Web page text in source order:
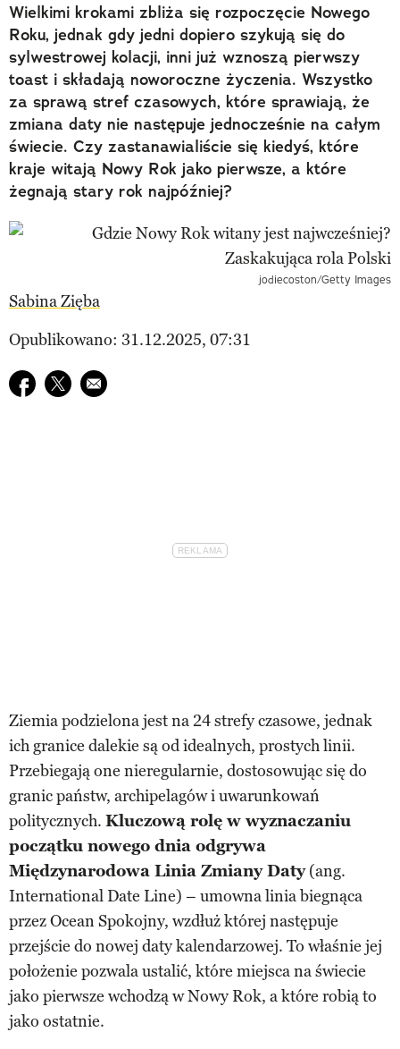
Wielkimi krokami zbliża się rozpoczęcie Nowego
Roku, jednak gdy jedni dopiero szykują się do
sylwestrowej kolacji, inni już wznoszą pierwszy
toast i składają noworoczne życzenia. Wszystko
za sprawą stref czasowych, które sprawiają, że
zmiana daty nie następuje jednocześnie na całym
świecie. Czy zastanawialiście się kiedyś, które
kraje witają Nowy Rok jako pierwsze, a które
żegnają stary rok najpóźniej?
jodiecoston/Getty Images
Sabina Zięba
Opublikowano: 31.12.2025, 07:31
Udostępnij na facebook
Udostępnij na twitter
E-mail do przyjaciela
Ziemia podzielona jest na 24 strefy czasowe, jednak
ich granice dalekie są od idealnych, prostych linii.
Przebiegają one nieregularnie, dostosowując się do
granic państw, archipelagów i uwarunkowań
politycznych. Kluczową rolę w wyznaczaniu
początku nowego dnia odgrywa
Międzynarodowa Linia Zmiany Daty(ang.
International Date Line) – umowna linia biegnąca
przez Ocean Spokojny, wzdłuż której następuje
przejście do nowej daty kalendarzowej. To właśnie jej
położenie pozwala ustalić, które miejsca na świecie
jako pierwsze wchodzą w Nowy Rok, a które robią to
jako ostatnie.